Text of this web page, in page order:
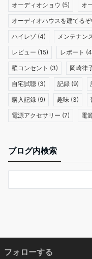
オーディオショウ (5) オ
オーディオハウスを建てる
ハイレゾ (4) メンテナン
レビュー (15) レポート
壁コンセント (3) 岡崎律
自宅試聴 (3) 記録 (9)
購入記録 (9) 趣味 (3)
電源アクセサリー (7) 電
ブログ内検索
フォローする